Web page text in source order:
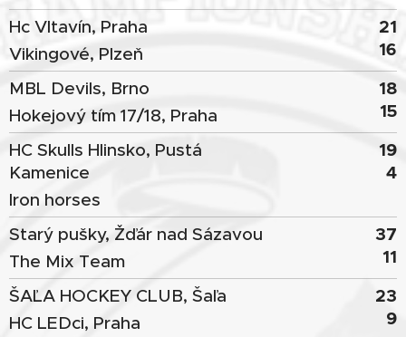
Hc Vltavín, Praha
Vikingové, Plzeň
21
16
MBL Devils, Brno
Hokejový tím 17/18, Praha
18
15
HC Skulls Hlinsko, Pustá
Kamenice
Iron horses
19
4
Starý pušky, Žďár nad Sázavou
The Mix Team
37
11
ŠAĽA HOCKEY CLUB, Šaľa
HC LEDci, Praha
23
9